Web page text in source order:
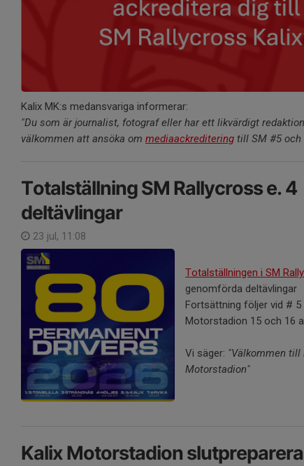
Kalix MK:s medansvariga informerar:
"Du som är journalist, fotograf eller har ett likvärdigt
välkommen att ansöka om mediaackreditering till SM #5
Totalställning SM Rallycross e. 4
deltävlingar
23 jul, 11:08
Totalställningen i SM
genomförda deltävlingar
Fortsättning följer vid # 5
Motorstadion 15 och 16
Vi säger: "Välkommen till
Motorstadion"
Kalix Motorstadion